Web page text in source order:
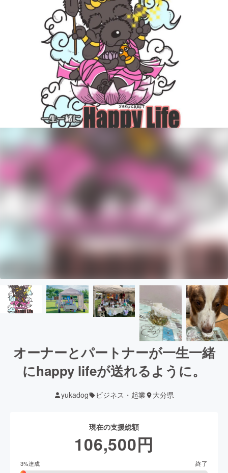
オーナーとパートナーが一生一緒
にhappy lifeが送れるように。
yukadog ビジネス・起業 大分県
現在の支援総額
106,500円
3%達成 終了